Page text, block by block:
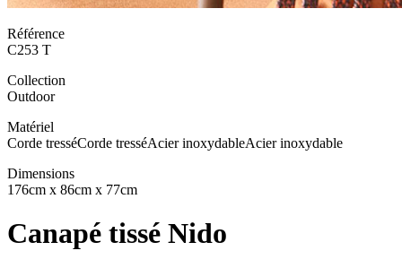
Référence
C253 T
Collection
Outdoor
Matériel
Corde tresséCorde tresséAcier inoxydableAcier inoxydable
Dimensions
176cm x 86cm x 77cm
Canapé tissé Nido